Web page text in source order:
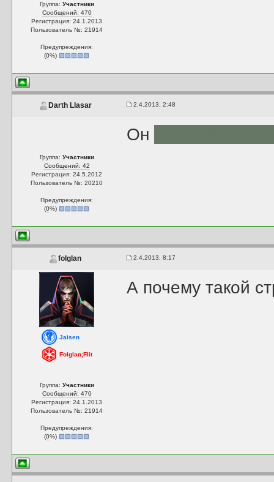
Группа: Участники
Сообщений: 470
Регистрация: 24.1.2013
Пользователь №: 21914
Предупреждения:
(0%)
Darth Llasar 2.4.2013, 2:48
Группа: Участники
Сообщений: 42
Регистрация: 24.5.2012
Пользователь №: 20210
Предупреждения:
(0%)
Он
folglan 2.4.2013, 8:17
Jaisen
Folglan;Flit
Группа: Участники
Сообщений: 470
Регистрация: 24.1.2013
Пользователь №: 21914
Предупреждения:
(0%)
А почему такой